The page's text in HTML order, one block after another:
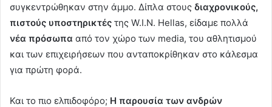
συγκεντρώθηκαν στην άμμο. Δίπλα στους διαχρονικούς,
πιστούς υποστηρικτές της W.I.N. Hellas, είδαμε πολλά
νέα πρόσωπα από τον χώρο των media, του αθλητισμού
και των επιχειρήσεων που ανταποκρίθηκαν στο κάλεσμα
για πρώτη φορά.
Και το πιο ελπιδοφόρο; Η παρουσία των ανδρών